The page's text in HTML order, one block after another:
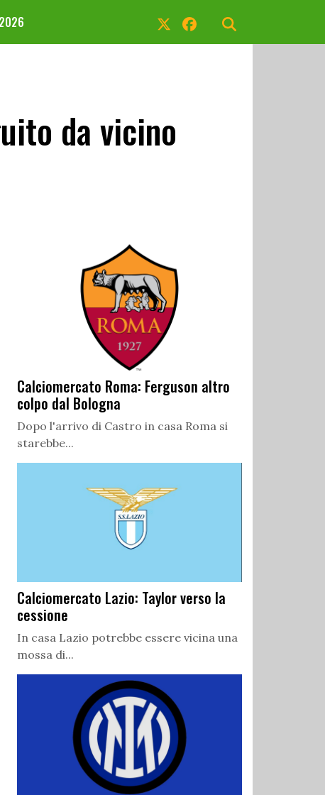
da vicino
Calciomercato Roma: Ferguson altro
colpo dal Bologna
Dopo l'arrivo di Castro in casa Roma si
starebbe...
Calciomercato Lazio: Taylor verso la
cessione
In casa Lazio potrebbe essere vicina una
mossa di...